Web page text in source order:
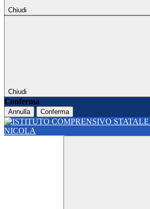
Chiudi
Chiudi
Conferma
Annulla Conferma